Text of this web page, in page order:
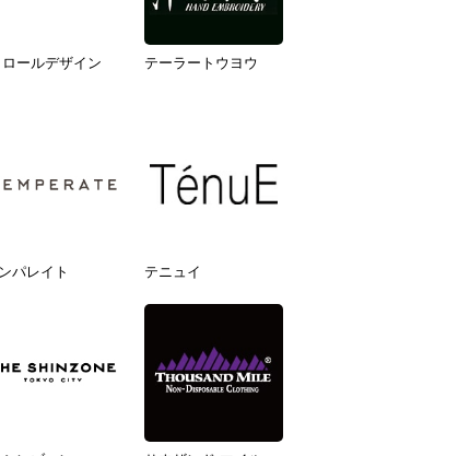
ールデザイン テーラートウヨウ
パレイト テニュイ